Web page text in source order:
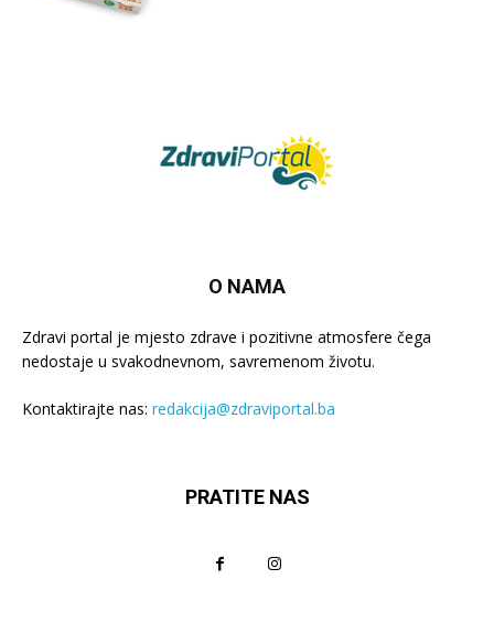
O NAMA
Zdravi portal je mjesto zdrave i pozitivne atmosfere čega
nedostaje u svakodnevnom, savremenom životu.
Kontaktirajte nas: redakcija@zdraviportal.ba
PRATITE NAS